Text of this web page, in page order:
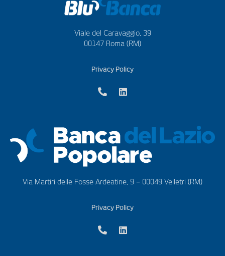
Viale del Caravaggio, 39
00147 Roma (RM)
Privacy Policy
Via Martiri delle Fosse Ardeatine, 9 – 00049 Velletri (RM)
Privacy Policy